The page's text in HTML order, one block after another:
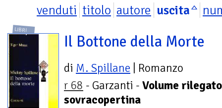
venduti titolo autore uscita
LIBRI
Il Bottone della Morte
di M. Spillane | Romanzo
r 68 - Garzanti - Volume
sovracopertina